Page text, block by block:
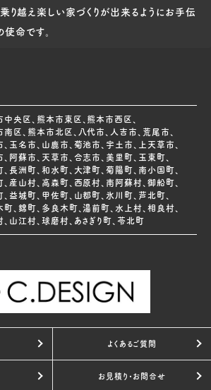
り越え楽しい家づくりが出来るようにお手伝
命です。
央区、熊本市東区、熊本市西区、
区、熊本市北区、八代市、人吉市、荒尾市、
玉名市、山鹿市、菊池市、宇土市、上天草市、
阿蘇市、天草市、合志市、美里町、玉東町、
長洲町、和水町、大津町、菊陽町、南小国町、
産山村、高森町、西原村、南阿蘇村、御船町、
益城町、甲佐町、山都町、氷川町、芦北町、
、錦町、多良木町、湯前町、水上村、相良村、
山江村、球磨村、あさぎり町、苓北町
よくあるご質問
お見積り・お問合せ